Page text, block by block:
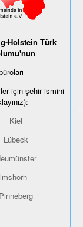
Holstein Türk
için şehir ismini
Kiel
Lübeck
Pinneberg